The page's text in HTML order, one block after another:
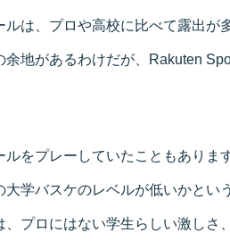
ルは、プロや高校に比べて露出が
余地があるわけだが、Rakuten
ルをプレーしていたこともあり
学バスケのレベルが低いかとい
、プロにはない学生らしい激しさ